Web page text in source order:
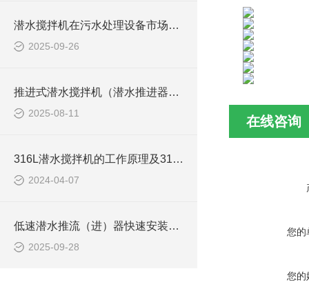
潜水搅拌机在污水处理设备市场的发展及产品优势
2025-09-26
推进式潜水搅拌机（潜水推进器）厂家讲解日常维护要点
2025-08-11
316L潜水搅拌机的工作原理及316L不锈钢潜水推进器CAD安装图、结构图
2024-04-07
低速潜水推流（进）器快速安装方法
2025-09-28
在线咨询
您的
您的